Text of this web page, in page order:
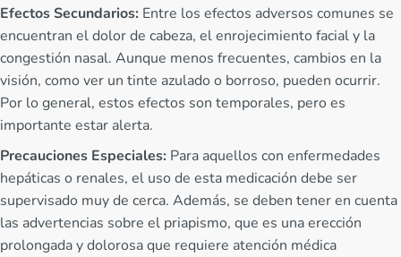
Efectos Secundarios: Entre los efectos adversos comunes se
encuentran el dolor de cabeza, el enrojecimiento facial y la
congestión nasal. Aunque menos frecuentes, cambios en la
visión, como ver un tinte azulado o borroso, pueden ocurrir.
Por lo general, estos efectos son temporales, pero es
importante estar alerta.
Precauciones Especiales: Para aquellos con enfermedades
hepáticas o renales, el uso de esta medicación debe ser
supervisado muy de cerca. Además, se deben tener en cuenta
las advertencias sobre el priapismo, que es una erección
prolongada y dolorosa que requiere atención médica